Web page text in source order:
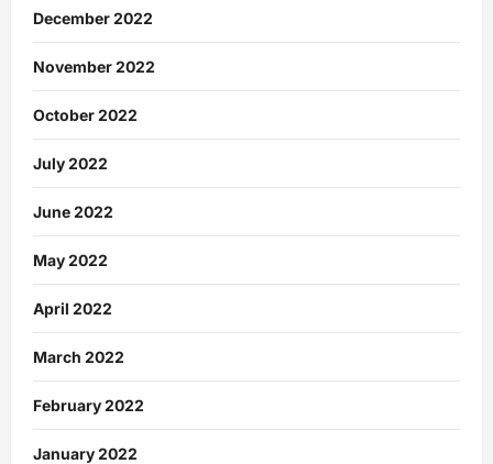
December 2022
November 2022
October 2022
July 2022
June 2022
May 2022
April 2022
March 2022
February 2022
January 2022